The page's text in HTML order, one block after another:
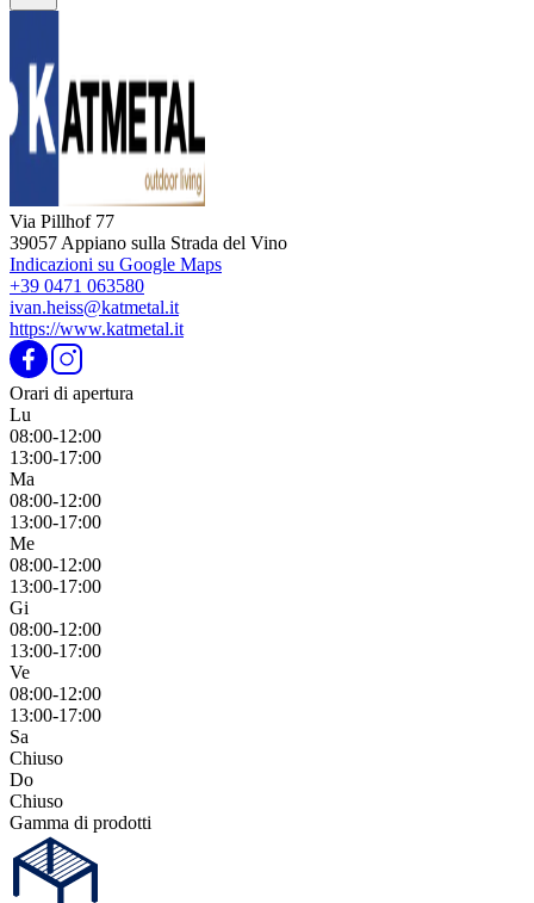
Via Pillhof 77
+39 0471 063580
ivan.heiss@katmetal.it
https://www.katmetal.it
08:00-12:00
13:00-17:00
Ma
08:00-12:00
13:00-17:00
Me
08:00-12:00
13:00-17:00
Gi
08:00-12:00
13:00-17:00
Ve
08:00-12:00
13:00-17:00
Sa
Chiuso
Do
Chiuso
Gamma di prodotti
Copertura per terrazza
Tenda da sole